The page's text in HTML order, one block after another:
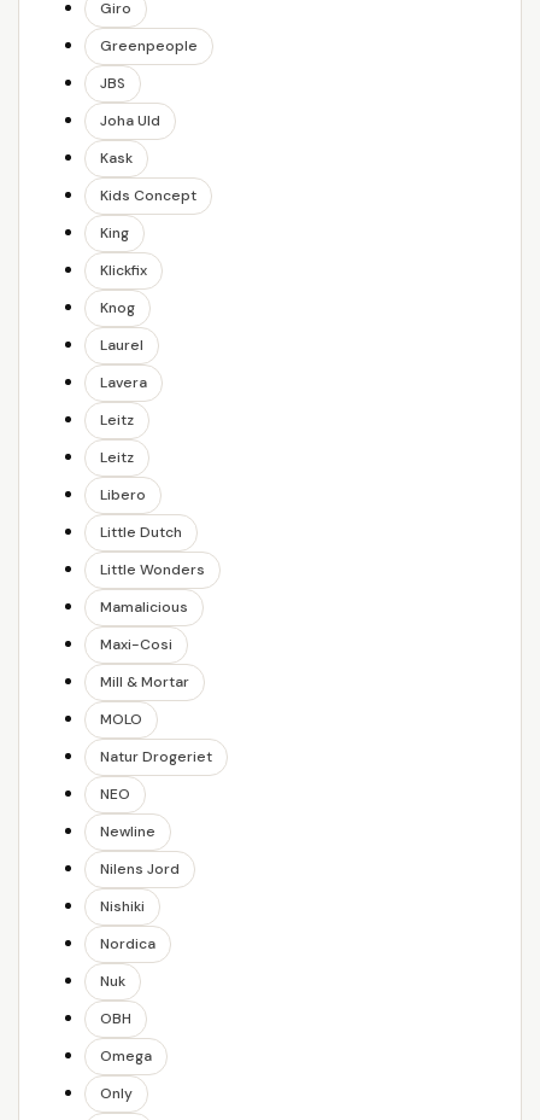
Giro
Greenpeople
JBS
Joha Uld
Kask
Kids Concept
King
Klickfix
Knog
Laurel
Lavera
Leitz
Leitz
Libero
Little Dutch
Little Wonders
Mamalicious
Maxi-Cosi
Mill & Mortar
MOLO
Natur Drogeriet
NEO
Newline
Nilens Jord
Nishiki
Nordica
Nuk
OBH
Omega
Only